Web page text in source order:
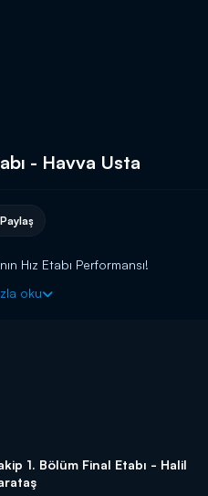
- Havva Usta
Paylaş
Hız Etabı Performansı!
oku
1. Bölüm Final Etabı - Halil